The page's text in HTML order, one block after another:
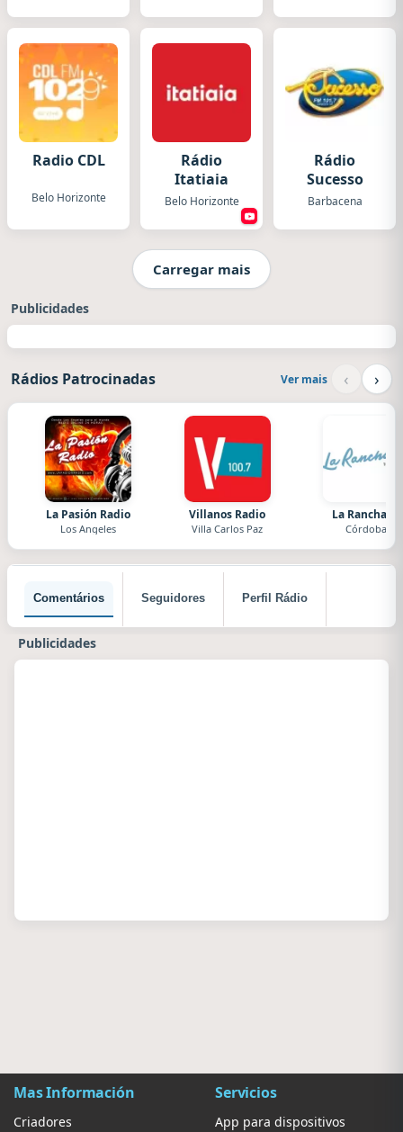
Radio CDL
Belo Horizonte
Rádio
Itatiaia
Belo Horizonte
Rádio
Sucesso
Barbacena
Carregar mais
Publicidades
Rádios Patrocinadas Ver mais ‹ ›
La Pasión Radio
Los Angeles
Villanos Radio
Villa Carlos Paz
La Ranchada
Córdoba
Comentários Seguidores Perfil Rádio
Publicidades
Mas Información
Criadores
Servicios
App para dispositivos